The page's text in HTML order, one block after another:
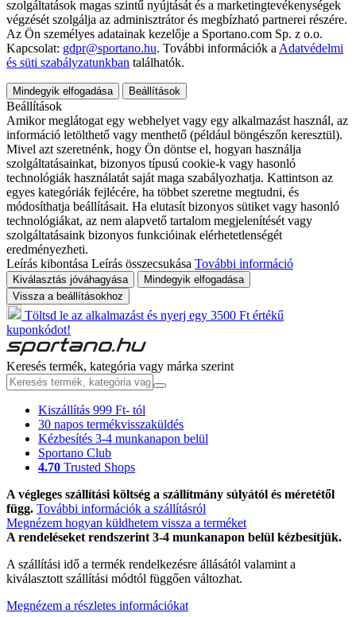
szolgáltatások magas szintű nyújtását és a marketingtevékenységek
végzését szolgálja az adminisztrátor és megbízható partnerei részére.
Az Ön személyes adatainak kezelője a Sportano.com Sp. z o.o.
Kapcsolat: gdpr@sportano.hu. További információk a Adatvédelmi
és süti szabályzatunkban találhatók.
Mindegyik elfogadása Beállítások
Beállítások
Amikor meglátogat egy webhelyet vagy egy alkalmazást használ, az
információ letölthető vagy menthető (például böngészőn keresztül).
Mivel azt szeretnénk, hogy Ön döntse el, hogyan használja
szolgáltatásainkat, bizonyos típusú cookie-k vagy hasonló
technológiák használatát saját maga szabályozhatja. Kattintson az
egyes kategóriák fejlécére, ha többet szeretne megtudni, és
módosíthatja beállításait. Ha elutasít bizonyos sütiket vagy hasonló
technológiákat, az nem alapvető tartalom megjelenítését vagy
szolgáltatásaink bizonyos funkcióinak elérhetetlenségét
eredményezheti.
Leírás kibontása Leírás összecsukása További információ
Kiválasztás jóváhagyása
Mindegyik elfogadása
Vissza a beállításokhoz
Töltsd le az alkalmazást és nyerj egy 3500 Ft értékű
kuponkódot!
Keresés termék, kategória vagy márka szerint
Kiszállítás 999 Ft- tól
30 napos termékvisszaküldés
Kézbesítés 3-4 munkanapon belül
Sportano Club
4.70 Trusted Shops
A végleges szállítási költség a szállítmány súlyától és méretétől
függ. További információk a szállításról
Megnézem hogyan küldhetem vissza a terméket
A rendeléseket rendszerint 3-4 munkanapon belül kézbesítjük.
A szállítási idő a termék rendelkezésre állásától valamint a
kiválasztott szállítási módtól függően változhat.
Megnézem a részletes információkat